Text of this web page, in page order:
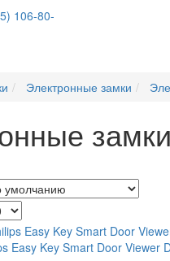
106-80-
Электронные замки
Easy Key Smart Door Viewer